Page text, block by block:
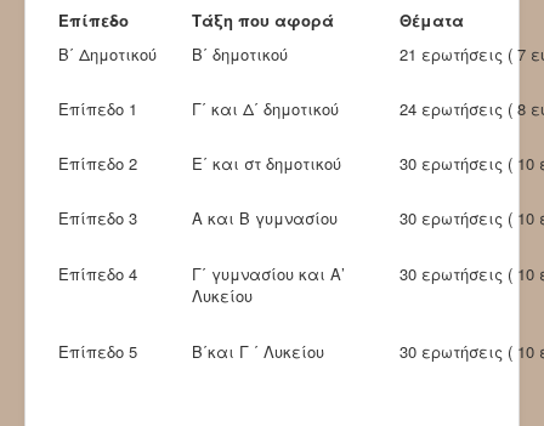
Επίπεδο
Τάξη που αφορά
Θέματα
Β΄ Δημοτικού
Β΄ δημοτικού 21 ερωτήσεις ( 7
Επίπεδο 1 Γ΄ και Δ΄ δημοτικού 24 ερωτήσεις ( 8
Επίπεδο 2 Ε΄ και στ δημοτικού 30 ερωτήσεις ( 10
Επίπεδο 3 Α και Β γυμνασίου 30 ερωτήσεις ( 10
Επίπεδο 4
Γ΄ γυμνασίου και Α’
Λυκείου
30 ερωτήσεις ( 10
Επίπεδο 5 Β΄και Γ ΄ Λυκείου 30 ερωτήσεις ( 10